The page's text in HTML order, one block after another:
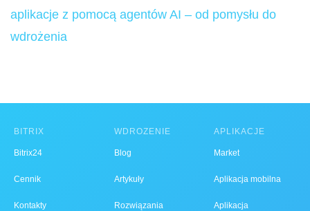
aplikacje z pomocą agentów AI – od pomysłu do
wdrożenia
BITRIX
Bitrix24
Cennik
Kontakty
WDROŻENIE
Blog
Artykuły
Rozwiązania
APLIKACJE
Market
Aplikacja mobilna
Aplikacja